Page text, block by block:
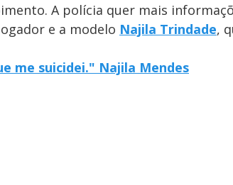
A polícia quer mais
e a modelo Najila Trindade,
me suicidei." Najila Mendes